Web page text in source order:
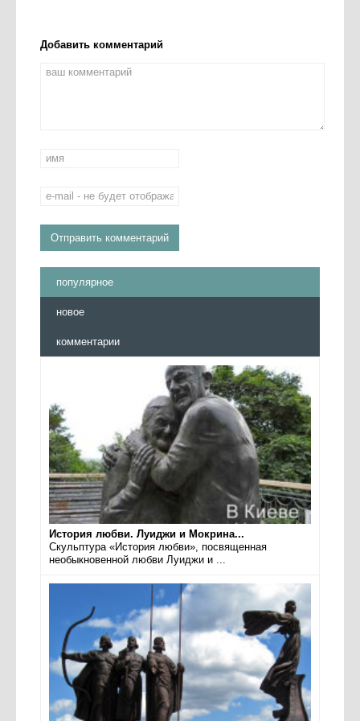
Добавить комментарий
популярное
новое
комментарии
История любви. Луиджи и Мокрина...
Скульптура «История любви», посвященная
необыкновенной любви Луиджи и ...